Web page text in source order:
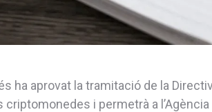
ha aprovat la tramitació de la
criptomonedes i permetrà a